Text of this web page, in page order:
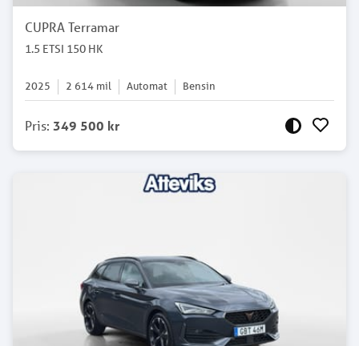
CUPRA Terramar
1.5 ETSI 150 HK
2025 2 614 mil Automat Bensin
Pris: 349 500 kr